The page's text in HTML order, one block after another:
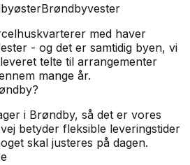
Brøndbyvester
med haver
- og det er samtidig byen, vi
telte til arrangementer
mange år.
?
i Brøndby, så det er vores
betyder fleksible leveringstider
skal justeres på dagen.